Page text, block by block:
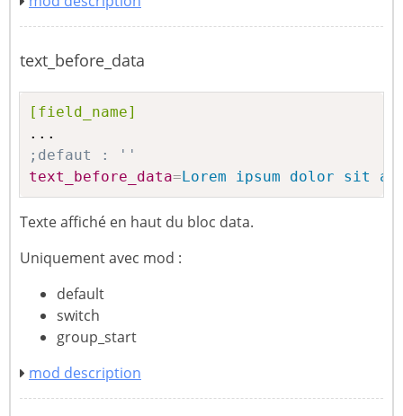
text_before_data
[field_name]
;defaut : ''
text_before_data=Lorem ipsum dolor sit
Texte affiché en haut du bloc data.
Uniquement avec mod :
default
switch
group_start
mod description